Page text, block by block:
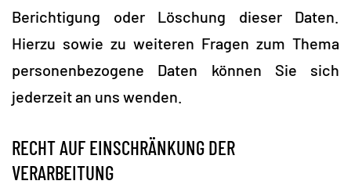
Berichtigung oder Löschung dieser Daten.
Hierzu sowie zu weiteren Fragen zum Thema
personenbezogene Daten können Sie sich
jederzeit an uns wenden.
RECHT AUF EINSCHRÄNKUNG DER
VERARBEITUNG